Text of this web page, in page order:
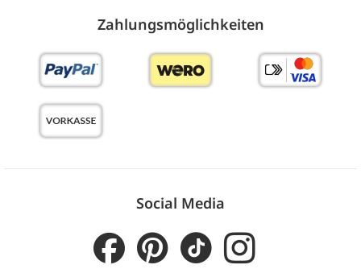
Zahlungs­möglich­keiten
Social Media